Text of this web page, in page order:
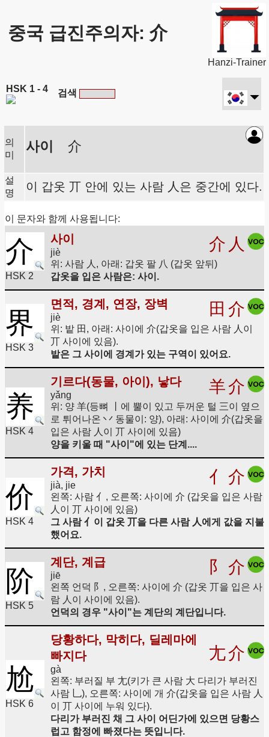
중국 급진주의자: 介
Hanzi-Trainer
HSK 1 - 4 검색
의
미
사이 介
설
명
이 갑옷 丌 안에 있는 사람 人은 중간에 있다.
이 문자와 함께 사용됩니다:
介
HSK 2
사이
jiè 介 人
위: 사람 人, 아래: 갑옷 팔 八 (갑옷 앞뒤)
갑옷을 입은 사람은: 사이.
界
HSK 3
면적, 경계, 연장, 장벽
jiè 田 介
위: 밭 田, 아래: 사이에 介(갑옷을 입은 사람 人이
丌 사이에 있음).
밭은 그 사이에 경계가 있는 구역이 있어요.
养
HSK 4
기르다(동물, 아이), 낳다
yǎng 羊介
위: 양 羊(등뼈 丨에 뿔이 있고 두꺼운 털 三이 옆으
로 튀어나온 丷 동물이: 양), 아래: 사이에 介(갑옷을
입은 사람 人이 丌 사이에 있음)
양을 키울 때 "사이"에 있는 단계....
价
HSK 4
가격, 가치
jià, jie 亻 介
왼쪽: 사람 亻, 오른쪽: 사이에 介 (갑옷을 입은 사람
人이 丌 사이에 있음)
그 사람 亻이 갑옷 丌을 다른 사람 人에게 값을 지불
했어요.
阶
HSK 5
계단, 계급
jiē 阝 介
왼쪽 언덕 阝, 오른쪽: 사이에 介 (갑옷 丌을 입은 사
람 人이 사이에 있음).
언덕의 경우 "사이"는 계단의 계단입니다.
尬
HSK 6
당황하다, 막히다, 딜레마에
빠지다
gà
尢介
왼쪽: 부러질 부 尢(키가 큰 사람 大 다리가 부러진
사람 乚), 오른쪽: 사이에 개 介(갑옷을 입은 사람 人
이 丌 사이에 누워 있다).
다리가 부러진 채 그 사이 어딘가에 있으면 당황스
럽고 함정에 빠졌다는 뜻입니다.